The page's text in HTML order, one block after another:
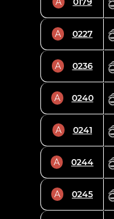
A 0227
A 0236
A 0240
A 0241
A 0244
A 0245